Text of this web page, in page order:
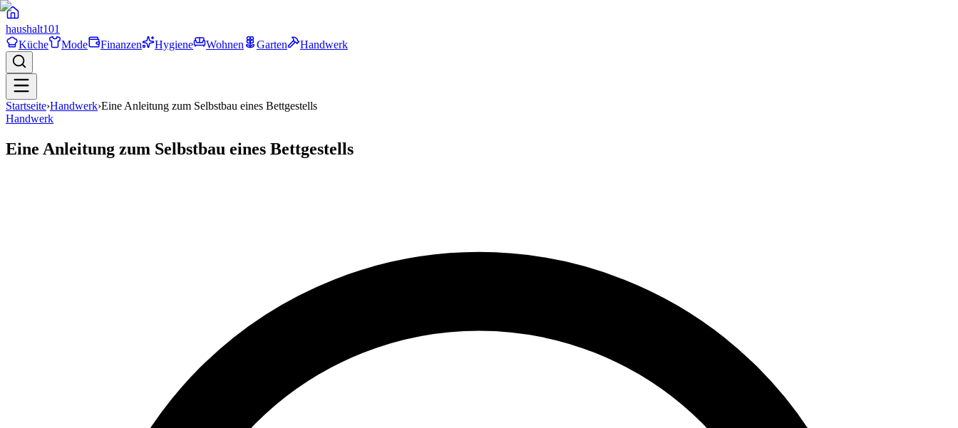
haushalt101
Küche
Mode Finanzen Hygiene Wohnen Garten Handwerk
Startseite›Handwerk›Eine Anleitung zum Selbstbau eines Bettgestells
Handwerk
Eine Anleitung zum Selbstbau eines Bettgestells